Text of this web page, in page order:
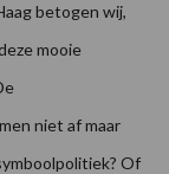
betogen wij,
mooie
niet af maar
Of